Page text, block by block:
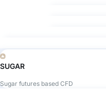
SUGAR
Sugar futures based CFD